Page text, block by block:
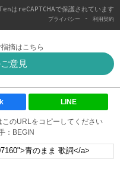
はreCAPTCHAで保護されています
プライバシー - 利用契約
摘はこちら
意見
LINE
のURLをコピーしてください
：BEGIN